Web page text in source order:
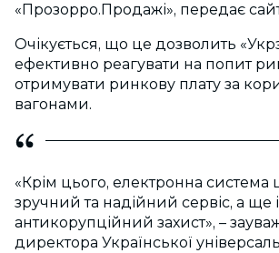
«Прозорро.Продажі», передає
Очікується, що це дозволить
ефективно реагувати на попит
отримувати ринкову плату за
вагонами.
«Крім цього, електронна система
зручний та надійний сервіс, а ще і
антикорупційний захист», –
директора Української